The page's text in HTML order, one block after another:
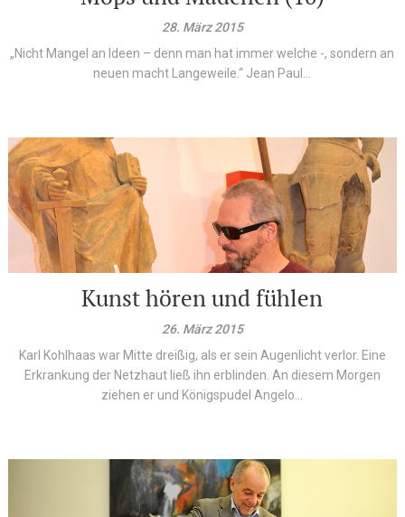
28. März 2015
„Nicht Mangel an Ideen – denn man hat immer welche -, sondern an
neuen macht Langeweile.“ Jean Paul...
Kunst hören und fühlen
26. März 2015
Karl Kohlhaas war Mitte dreißig, als er sein Augenlicht verlor. Eine
Erkrankung der Netzhaut ließ ihn erblinden. An diesem Morgen
ziehen er und Königspudel Angelo...